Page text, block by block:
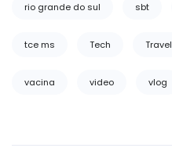
rio grande do sul sbt
tce ms Tech Travel
vacina video vlog